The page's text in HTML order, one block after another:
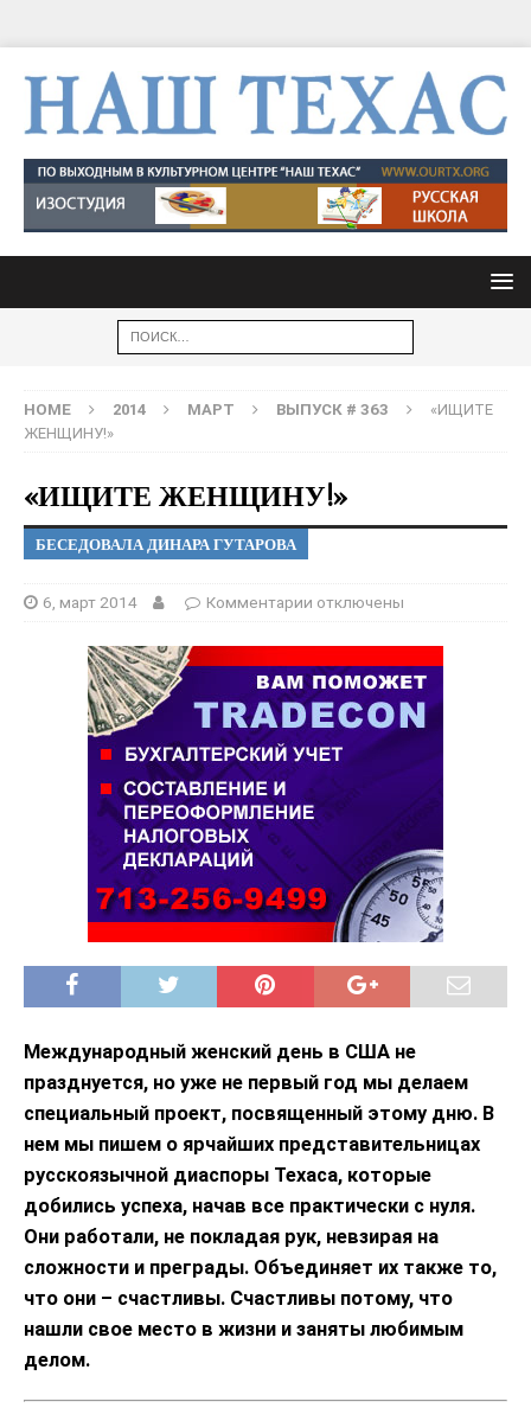
HOME 2014 МАРТ ВЫПУСК # 363
«ИЩИТЕ
ЖЕНЩИНУ!»
«ИЩИТЕ ЖЕНЩИНУ!»
БЕСЕДОВАЛА ДИНАРА ГУТАРОВА
6, март 2014 Комментарии отключены
Международный женский день в США не
празднуется, но уже не первый год мы делаем
специальный проект, посвященный этому дню. В
нем мы пишем о ярчайших представительницах
русскоязычной диаспоры Техаса, которые
добились успеха, начав все практически с нуля.
Они работали, не покладая рук, невзирая на
сложности и преграды. Объединяет их также то,
что они – счастливы. Счастливы потому, что
нашли свое место в жизни и заняты любимым
делом.